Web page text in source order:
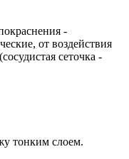
-
от воздействия
сеточка -
тонким слоем.